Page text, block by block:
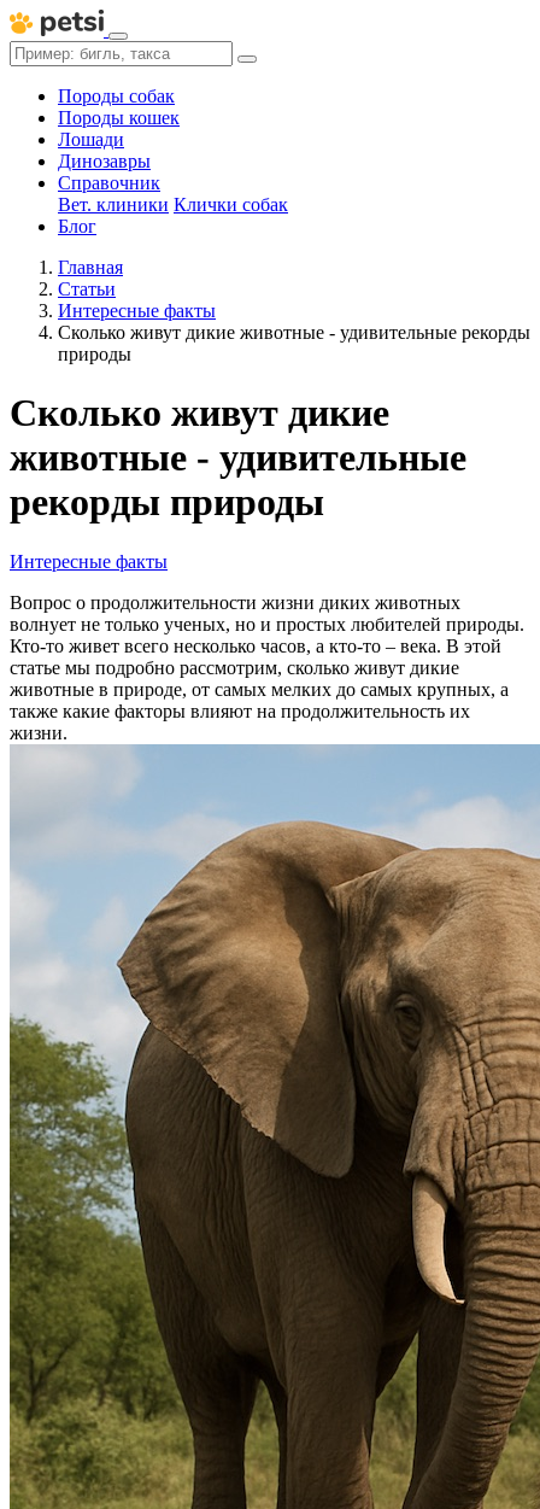
Породы собак
Породы кошек
Лошади
Динозавры
Справочник
Вет. клиники Клички собак
Блог
Главная
Статьи
Интересные факты
Сколько живут дикие животные - удивительные рекорды
природы
Сколько живут дикие
животные - удивительные
рекорды природы
Интересные факты
Вопрос о продолжительности жизни диких животных
волнует не только ученых, но и простых любителей природы.
Кто-то живет всего несколько часов, а кто-то – века. В этой
статье мы подробно рассмотрим, сколько живут дикие
животные в природе, от самых мелких до самых крупных, а
также какие факторы влияют на продолжительность их
жизни.